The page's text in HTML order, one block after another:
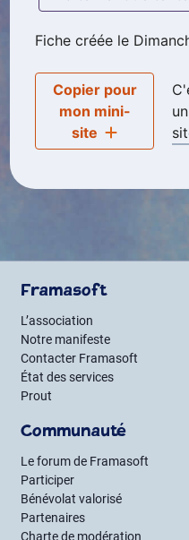
Fiche créée le
Copier pour
mon mini-
site
Framasoft
L’association
Notre manifeste
Contacter Framasoft
État des services
Prout
Communauté
Le forum de Framasoft
Participer
Bénévolat valorisé
Partenaires
Charte de modération